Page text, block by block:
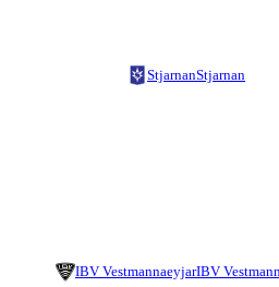
StjarnanStjarnan
IBV VestmannaeyjarIBV